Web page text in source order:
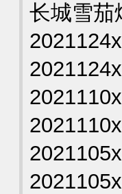
长城雪茄